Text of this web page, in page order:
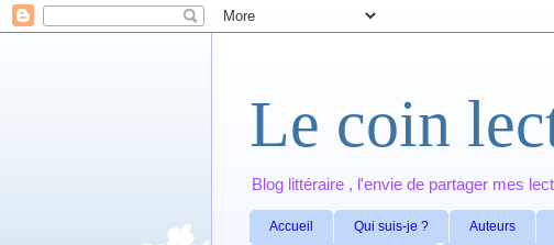
Le coin
Blog littéraire , l'envie de partager mes
Accueil Qui suis-je ? Auteurs